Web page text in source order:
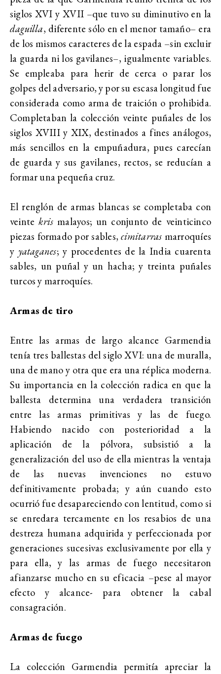
siglos XVI y XVII –que tuvo su diminutivo en la
daguilla, diferente sólo en el menor tamaño– era
de los mismos caracteres de la espada –sin excluir
la guarda ni los gavilanes–, igualmente variables.
Se empleaba para herir de cerca o parar los
golpes del adversario, y por su escasa longitud fue
considerada como arma de traición o prohibida.
Completaban la colección veinte puñales de los
siglos XVIII y XIX, destinados a fines análogos,
más sencillos en la empuñadura, pues carecían
de guarda y sus gavilanes, rectos, se reducían a
formar una pequeña cruz.
El renglón de armas blancas se completaba con
veintekrismalayos; un conjunto de veinticinco
piezas formado por sables,cimitarras marroquíes
y yataganes; y procedentes de la India cuarenta
sables, un puñal y un hacha; y treinta puñales
turcos y marroquíes.
Armas de tiro
Entre las armas de largo alcance Garmendia
tenía tres ballestas del siglo XVI: una de muralla,
una de mano y otra que era una réplica moderna.
Su importancia en la colección radica en que la
ballesta determina una verdadera transición
entre las armas primitivas y las de fuego.
Habiendo nacido con posterioridad a la
aplicación de la pólvora, subsistió a la
generalización del uso de ella mientras la ventaja
de las nuevas invenciones no estuvo
definitivamente probada; y aún cuando esto
ocurrió fue desapareciendo con lentitud, como si
se enredara tercamente en los resabios de una
destreza humana adquirida y perfeccionada por
generaciones sucesivas exclusivamente por ella y
para ella, y las armas de fuego necesitaron
afianzarse mucho en su eficacia –pese al mayor
efecto y alcance- para obtener la cabal
consagración.
Armas de fuego
La colección Garmendia permitía apreciar la